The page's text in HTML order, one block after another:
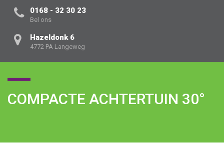
0168 - 32 30 23
Bel ons
Hazeldonk 6
4772 PA Langeweg
COMPACTE ACHTERTUIN 30°